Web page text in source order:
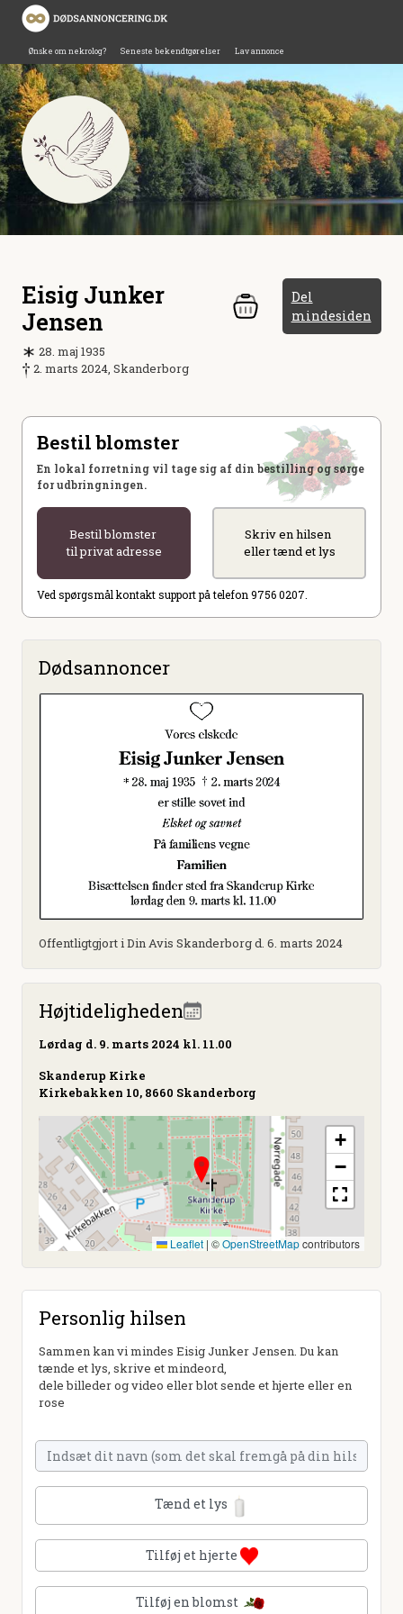
Ønske om nekrolog? Seneste bekendtgørelser Lav annonce
Eisig Junker
Jensen
Del
mindesiden
28. maj 1935
2. marts 2024, Skanderborg
Bestil blomster
En lokal forretning vil tage sig af din bestilling og sørge
for udbringningen.
Bestil blomster
til privat adresse
Skriv en hilsen
eller tænd et lys
Ved spørgsmål kontakt support på telefon 9756 0207.
Dødsannoncer
Offentligtgjort i Din Avis Skanderborg d. 6. marts 2024
Højtideligheden
Lørdag d. 9. marts 2024 kl. 11.00
Skanderup Kirke
Kirkebakken 10, 8660 Skanderborg
+
−
Leaflet | ©OpenStreetMapcontributors
Personlig hilsen
Sammen kan vi mindes Eisig Junker Jensen. Du kan
tænde et lys, skrive et mindeord,
dele billeder og video eller blot sende et hjerte eller en
rose
Tænd et lys
Tilføj et hjerte
Tilføj en blomst